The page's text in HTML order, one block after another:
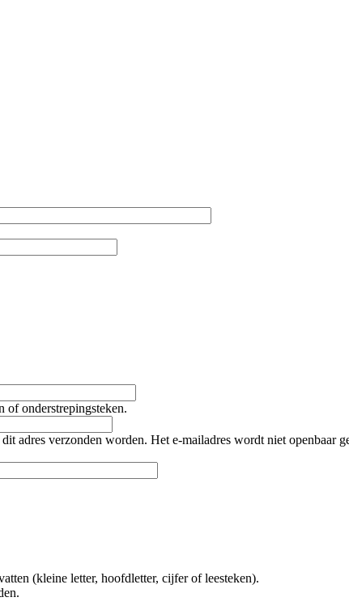
of onderstrepingsteken.
adres verzonden worden. Het e-mailadres wordt niet
(kleine letter, hoofdletter, cijfer of leesteken).